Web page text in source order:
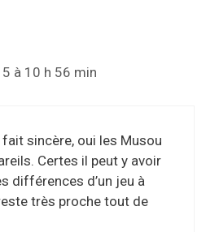
à 10 h 56 min
sincère, oui les Musou
Certes il peut y avoir
différences d’un jeu à
très proche tout de